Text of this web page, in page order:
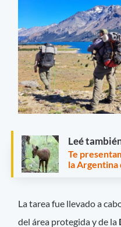
Leé
Te
la Argentina
La tarea fue llevado a
del área protegida y de la